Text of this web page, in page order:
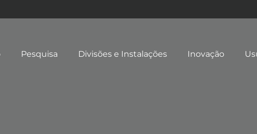
Pesquisa Divisões e Instalações Inovação